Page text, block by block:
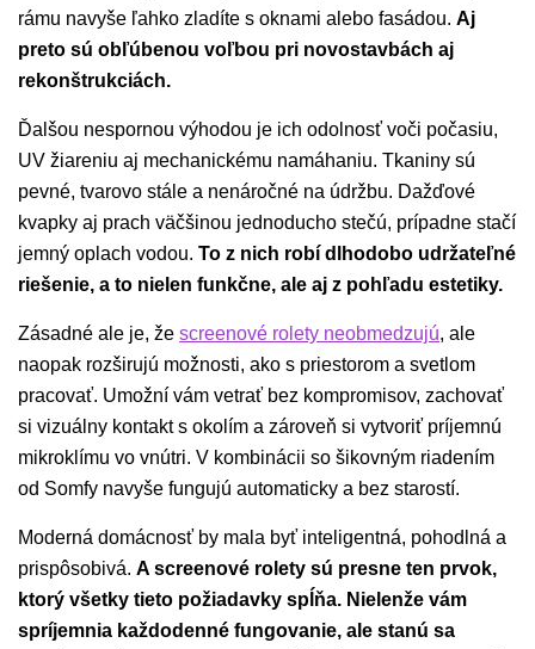
rámu navyše ľahko zladíte s oknami alebo fasádou. Aj
preto sú obľúbenou voľbou pri novostavbách aj
rekonštrukciách.
Ďalšou nespornou výhodou je ich odolnosť voči počasiu,
UV žiareniu aj mechanickému namáhaniu. Tkaniny sú
pevné, tvarovo stále a nenáročné na údržbu. Dažďové
kvapky aj prach väčšinou jednoducho stečú, prípadne stačí
jemný oplach vodou. To z nich robí dlhodobo udržateľné
riešenie, a to nielen funkčne, ale aj z pohľadu estetiky.
Zásadné ale je, že screenové rolety neobmedzujú, ale
naopak rozširujú možnosti, ako s priestorom a svetlom
pracovať. Umožní vám vetrať bez kompromisov, zachovať
si vizuálny kontakt s okolím a zároveň si vytvoriť príjemnú
mikroklímu vo vnútri. V kombinácii so šikovným riadením
od Somfy navyše fungujú automaticky a bez starostí.
Moderná domácnosť by mala byť inteligentná, pohodlná a
prispôsobivá. A screenové rolety sú presne ten prvok,
ktorý všetky tieto požiadavky spĺňa. Nielenže vám
spríjemnia každodenné fungovanie, ale stanú sa